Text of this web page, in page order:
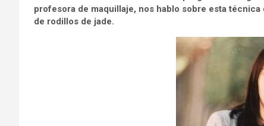
profesora de maquillaje, nos hablo sobre esta
de rodillos de jade.